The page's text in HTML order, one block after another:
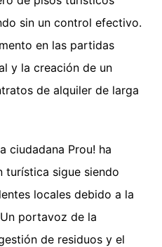
sin un control efectivo.
en las partidas
y la creación de un
de alquiler de larga
ciudadana Prou! ha
turística sigue siendo
locales debido a la
portavoz de la
de residuos y el